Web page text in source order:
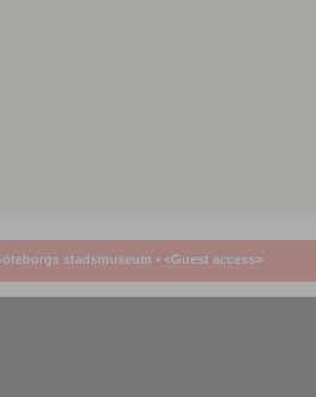
stadsmuseum • <Guest access>